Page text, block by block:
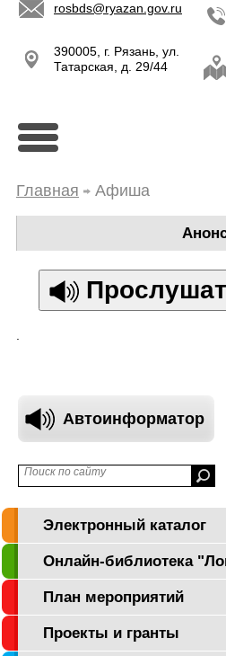
rosbds@ryazan.gov.ru
390005, г. Рязань, ул.
Татарская, д. 29/44
Главная Афиша
Автоинформатор
Электронный каталог
Онлайн-библиотека
План мероприятий
Проекты и гранты